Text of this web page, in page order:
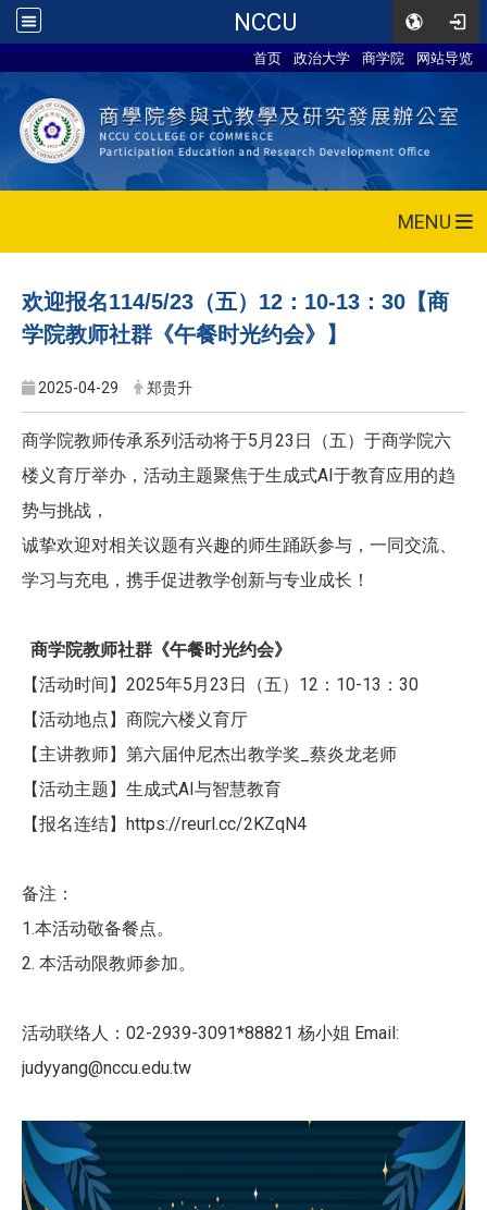
NCCU
首页 政治大学 商学院 网站导览
MENU
欢迎报名114/5/23（五）12：10-13：30【商
学院教师社群《午餐时光约会》】
2025-04-29 郑贵升
商学院教师传承系列活动将于5月23日（五）于商学院六
楼义育厅举办，活动主题聚焦于生成式AI于教育应用的趋
势与挑战，
诚挚欢迎对相关议题有兴趣的师生踊跃参与，一同交流、
学习与充电，携手促进教学创新与专业成长！
商学院教师社群《午餐时光约会》
【活动时间】2025年5月23日（五）12：10-13：30
【活动地点】商院六楼义育厅
【主讲教师】第六届仲尼杰出教学奖_蔡炎龙老师
【活动主题】生成式AI与智慧教育
【报名连结】https://reurl.cc/2KZqN4
备注：
1.本活动敬备餐点。
2. 本活动限教师参加。
活动联络人：02-2939-3091*88821 杨小姐 Email:
judyyang@nccu.edu.tw